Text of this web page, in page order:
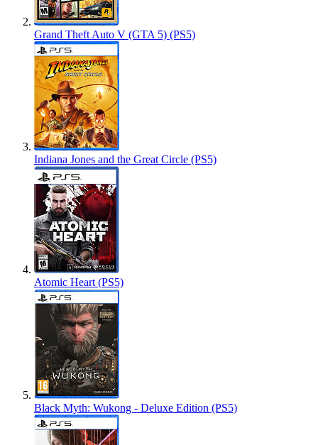
Grand Theft Auto V (GTA 5) (PS5)
Indiana Jones and the Great Circle (PS5)
Atomic Heart (PS5)
Black Myth: Wukong - Deluxe Edition (PS5)